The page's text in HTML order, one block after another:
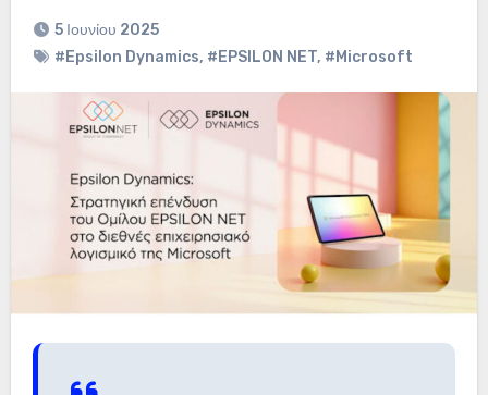
5 Ιουνίου 2025
#Epsilon Dynamics, #EPSILON NET, #Microsoft